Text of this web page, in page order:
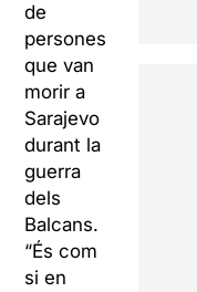
de
persones
que van
morir a
Sarajevo
durant la
guerra
dels
Balcans.
“És com
si en